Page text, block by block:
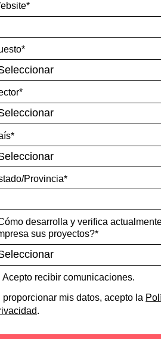
Provincia*
desarrolla y verifica
sus proyectos?*
Acepto recibir comunicaciones.
proporcionar mis datos, acepto la
.